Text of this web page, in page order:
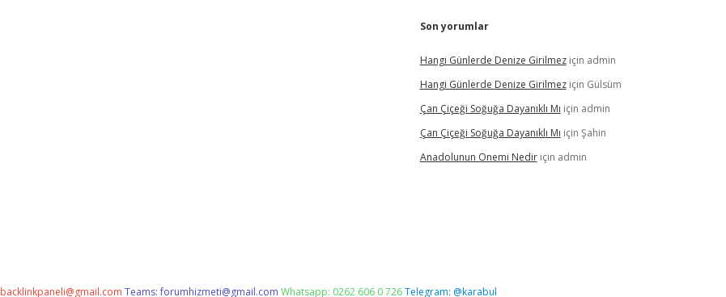
Son yorumlar
Hangi Günlerde Denize Girilmeziçin admin
Hangi Günlerde Denize Girilmeziçin Gülsüm
Çan Çiçeği Soğuğa Dayanıklı Mı için admin
Çan Çiçeği Soğuğa Dayanıklı Mı için Şahin
Anadolunun Onemi Nediriçin admin
backlinkpaneli@gmail.com Teams:forumhizmeti@gmail.com Whatsapp: 0262 606 0 726Telegram: @karabul